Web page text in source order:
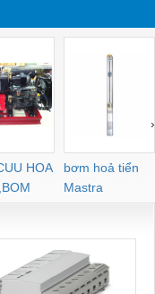
HOA
bơm hoả tiển
Mastra
›